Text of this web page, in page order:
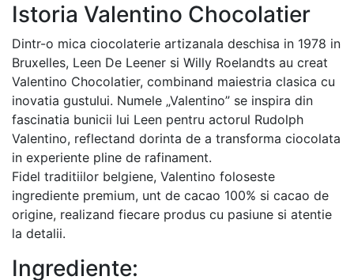
Istoria Valentino Chocolatier
Dintr-o mica ciocolaterie artizanala deschisa in 1978 in
Bruxelles, Leen De Leener si Willy Roelandts au creat
Valentino Chocolatier, combinand maiestria clasica cu
inovatia gustului. Numele „Valentino” se inspira din
fascinatia bunicii lui Leen pentru actorul Rudolph
Valentino, reflectand dorinta de a transforma ciocolata
in experiente pline de rafinament.
Fidel traditiilor belgiene, Valentino foloseste
ingrediente premium, unt de cacao 100% si cacao de
origine, realizand fiecare produs cu pasiune si atentie
la detalii.
Ingrediente: